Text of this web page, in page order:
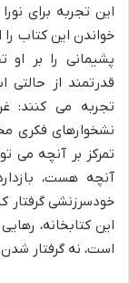
این تجربه برای
خواندن این کتاب
پشیمانی را بر او
قدرتمند از
تجربه می کنند:
نشخوارهای فکری
تمرکز بر آنچه می
آنچه هست،
خودسرزنشی گرفتار
این کتابخانه،
است، نه گرفتار